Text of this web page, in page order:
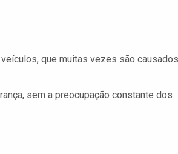
que muitas vezes são causados
sem a preocupação constante dos